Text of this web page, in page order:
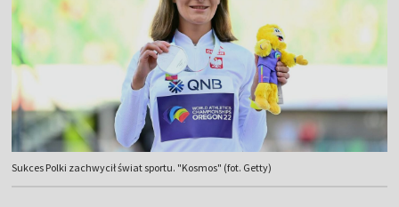
Sukces Polki zachwycił świat sportu. "Kosmos" (fot. Getty)